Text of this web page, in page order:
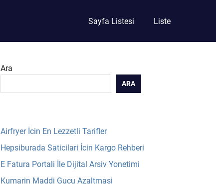
Sayfa Listesi Liste
Ara
ARA
Airfryer İcin En Lezzetli Tarifler
Hepsiburada Saticilari İcin Kargo Rehberi
E Fatura Portali İle Dijital Arsiv Yonetimi
Kumarin Maddi Gucu Azaltmasi